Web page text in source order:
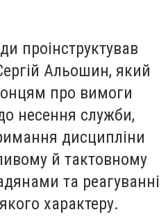
проінструктував
Альошин, який
про вимоги
несення служби,
дисципліни
й тактовному
та реагуванні
характеру.